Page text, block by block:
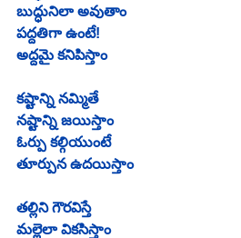
బుద్ధునిలా అవుతాం
పద్దతిగా ఉంటే!
అద్దమై కనిపిస్తాం
కష్టాన్ని నమ్మితే
నష్టాన్ని జయిస్తాం
ఓర్పు కల్గియుంటే
తూర్పున ఉదయిస్తాం
తల్లిని గౌరవిస్తే
మల్లెలా వికసిస్తాం